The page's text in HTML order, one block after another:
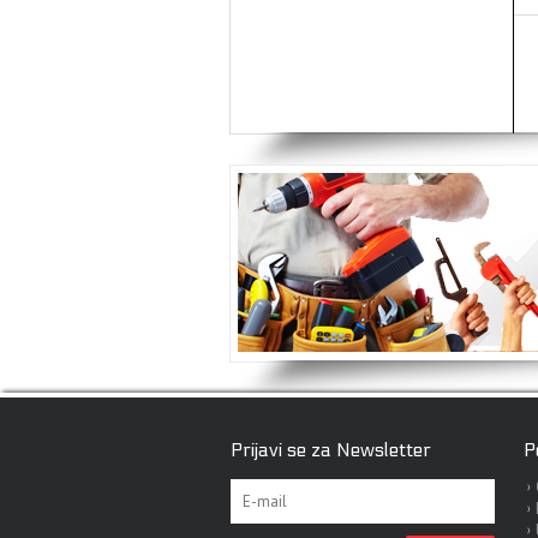
Prijavi se za Newsletter